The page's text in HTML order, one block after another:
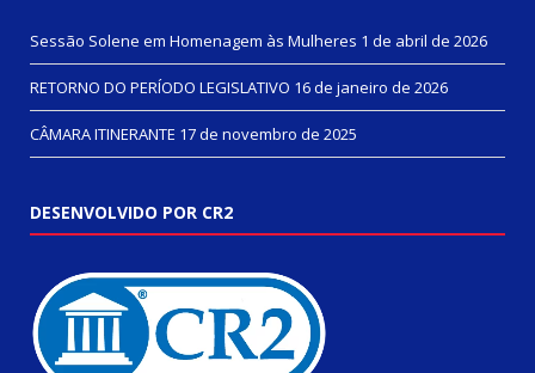
Sessão Solene em Homenagem às Mulheres 1 de abril de 2026
RETORNO DO PERÍODO LEGISLATIVO 16 de janeiro de 2026
CÂMARA ITINERANTE 17 de novembro de 2025
DESENVOLVIDO POR CR2